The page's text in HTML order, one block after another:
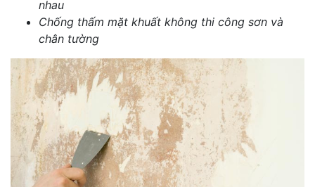
nhau
Chống thấm mặt khuất không thi công sơn và
chân tường